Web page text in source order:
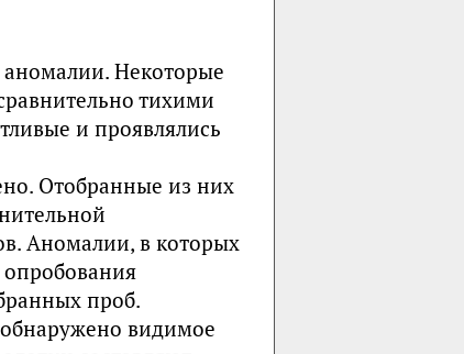
Некоторые
тихими
и проявлялись
Отобранные из них
Аномалии, в которых
проб.
видимое